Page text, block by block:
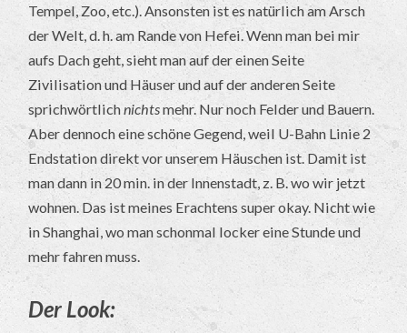
Tempel, Zoo, etc.). Ansonsten ist es natürlich am Arsch
der Welt, d. h. am Rande von Hefei. Wenn man bei mir
aufs Dach geht, sieht man auf der einen Seite
Zivilisation und Häuser und auf der anderen Seite
sprichwörtlichnichtsmehr. Nur noch Felder und Bauern.
Aber dennoch eine schöne Gegend, weil U-Bahn Linie 2
Endstation direkt vor unserem Häuschen ist. Damit ist
man dann in 20 min. in der Innenstadt, z. B. wo wir jetzt
wohnen. Das ist meines Erachtens super okay. Nicht wie
in Shanghai, wo man schonmal locker eine Stunde und
mehr fahren muss.
Der Look: